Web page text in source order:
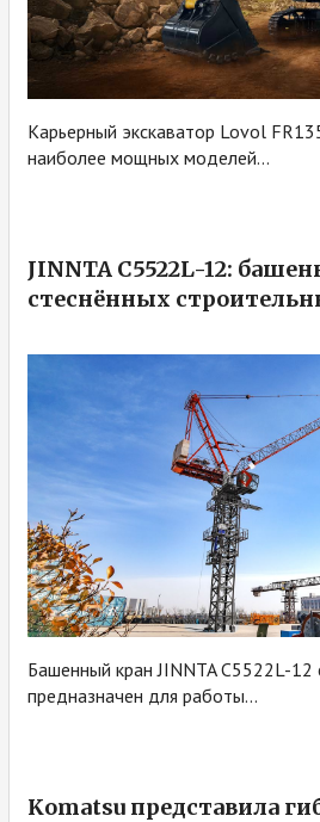
Карьерный экскаватор Lovol
наиболее мощных моделей...
JINNTA C5522L-12:
стеснённых
Башенный кран JINNTA C5522L-12
предназначен для работы...
Komatsu представила